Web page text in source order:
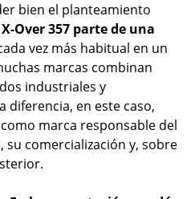
bien el planteamiento
X-Over 357 parte de una
vez más habitual en un
marcas combinan
industriales y
diferencia, en este caso,
marca responsable del
comercialización y, sobre